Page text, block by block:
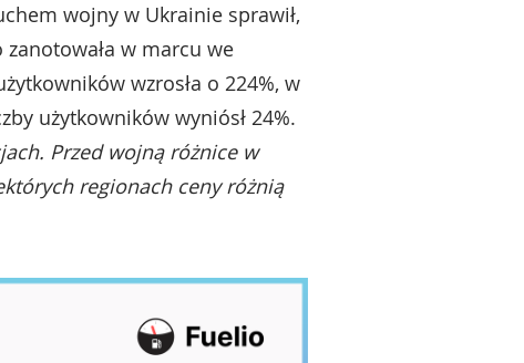
wojny w Ukrainie sprawił,
w marcu we
wzrosła o 224%, w
użytkowników wyniósł 24%.
Przed wojną różnice w
regionach ceny różnią